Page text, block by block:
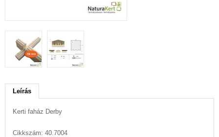
Leírás
Kerti faház Derby
Cikkszám: 40.7004